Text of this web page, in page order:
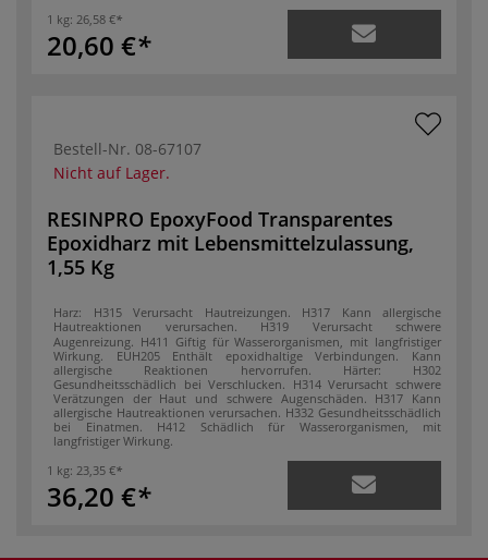
1 kg: 26,58 €
20,60 €
Bestell-Nr. 08-67107
Nicht auf Lager.
RESINPRO EpoxyFood Transparentes
Epoxidharz mit Lebensmittelzulassung,
1,55 Kg
Harz: H315 Verursacht Hautreizungen.
H317 Kann allergische
Hautreaktionen verursachen.
H319 Verursacht schwere
Augenreizung. H411 Giftig für Wasserorganismen, mit langfristiger
Wirkung.
EUH205 Enthält epoxidhaltige Verbindungen. Kann
allergische Reaktionen hervorrufen.
Härter:
H302
Gesundheitsschädlich bei Verschlucken. H314 Verursacht schwere
Verätzungen der Haut und schwere Augenschäden. H317 Kann
allergische Hautreaktionen verursachen. H332 Gesundheitsschädlich
bei Einatmen.
H412 Schädlich für Wasserorganismen, mit
langfristiger Wirkung.
1 kg: 23,35 €
36,20 €